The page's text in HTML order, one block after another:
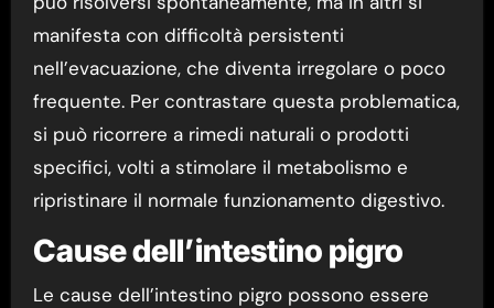
manifesta con difficoltà persistenti
nell’evacuazione, che diventa irregolare o poco
frequente. Per contrastare questa problematica,
si può ricorrere a rimedi naturali o prodotti
specifici, volti a stimolare il metabolismo e
ripristinare il normale funzionamento digestivo.
Cause dell’intestino pigro
Le cause dell’intestino pigro possono essere